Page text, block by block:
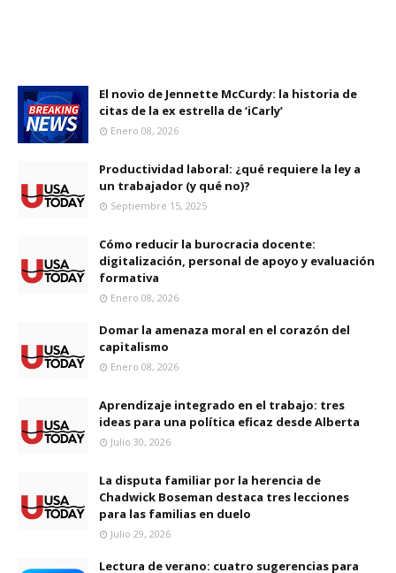
El novio de Jennette McCurdy: la historia de
citas de la ex estrella de ‘iCarly’
Enero 08, 2026
Productividad laboral: ¿qué requiere la ley a
un trabajador (y qué no)?
Septiembre 15, 2025
Cómo reducir la burocracia docente:
digitalización, personal de apoyo y evaluación
formativa
Enero 08, 2026
Domar la amenaza moral en el corazón del
capitalismo
Enero 08, 2026
Aprendizaje integrado en el trabajo: tres
ideas para una política eficaz desde Alberta
Julio 30, 2026
La disputa familiar por la herencia de
Chadwick Boseman destaca tres lecciones
para las familias en duelo
Julio 29, 2026
Lectura de verano: cuatro sugerencias para